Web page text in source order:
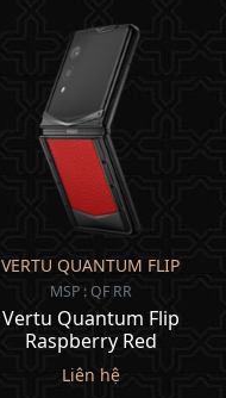
VERTU QUANTUM FLIP
MSP : QF RR
Vertu Quantum Flip
Raspberry Red
Liên hệ